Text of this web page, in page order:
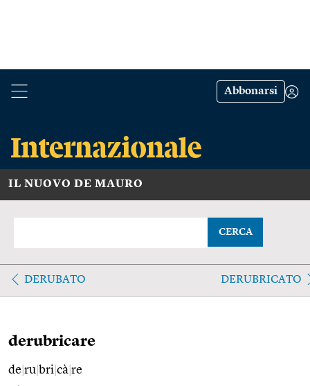
Abbonarsi
IL NUOVO DE MAURO
CERCA
DERUBATO DERUBRICATO
derubricare
de ru bri cà re